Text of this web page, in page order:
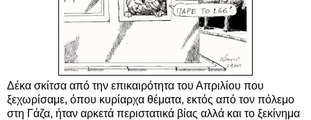
Δέκα σκίτσα από την επικαιρότητα του Απριλίου που
ξεχωρίσαμε, όπου κυρίαρχα θέματα, εκτός από τον πόλεμο
στη Γάζα, ήταν αρκετά περιστατικά βίας αλλά και το ξεκίνημα